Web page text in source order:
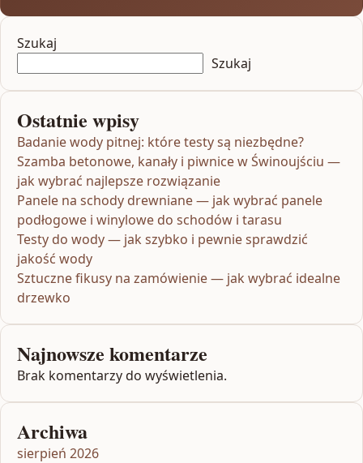
Szukaj
Szukaj
Ostatnie wpisy
Badanie wody pitnej: które testy są niezbędne?
Szamba betonowe, kanały i piwnice w Świnoujściu —
jak wybrać najlepsze rozwiązanie
Panele na schody drewniane — jak wybrać panele
podłogowe i winylowe do schodów i tarasu
Testy do wody — jak szybko i pewnie sprawdzić
jakość wody
Sztuczne fikusy na zamówienie — jak wybrać idealne
drzewko
Najnowsze komentarze
Brak komentarzy do wyświetlenia.
Archiwa
sierpień 2026